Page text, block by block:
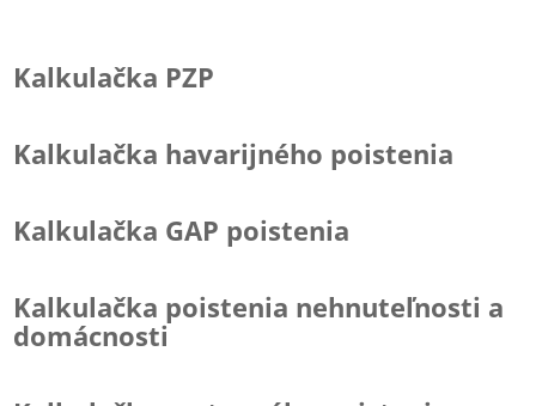
Kalkulačka PZP
Kalkulačka havarijného poistenia
Kalkulačka GAP poistenia
Kalkulačka poistenia nehnuteľnosti a
domácnosti